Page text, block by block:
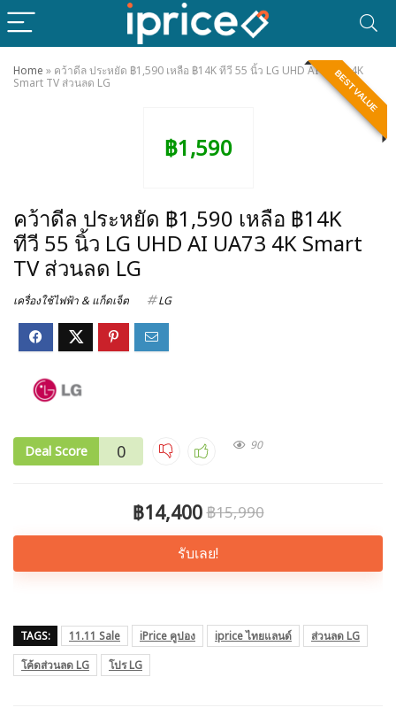
Home » คว้าดีล ประหยัด ฿1,590 เหลือ ฿14K ทีวี 55 นิ้ว LG UHD AI UA73 4K
Smart TV ส่วนลด LG
BEST VALUE
฿1,590
คว้าดีล ประหยัด ฿1,590 เหลือ ฿14K
ทีวี 55 นิ้ว LG UHD AI UA73 4K Smart
TV ส่วนลด LG
เครื่องใช้ไฟฟ้า & แก็ดเจ็ต LG
Deal Score 0 90
฿14,400 ฿15,990
รับเลย!
TAGS: 11.11 Sale iPrice คูปอง iprice ไทยแลนด์
ส่วนลด LG
โค้ดส่วนลด LG
โปร LG